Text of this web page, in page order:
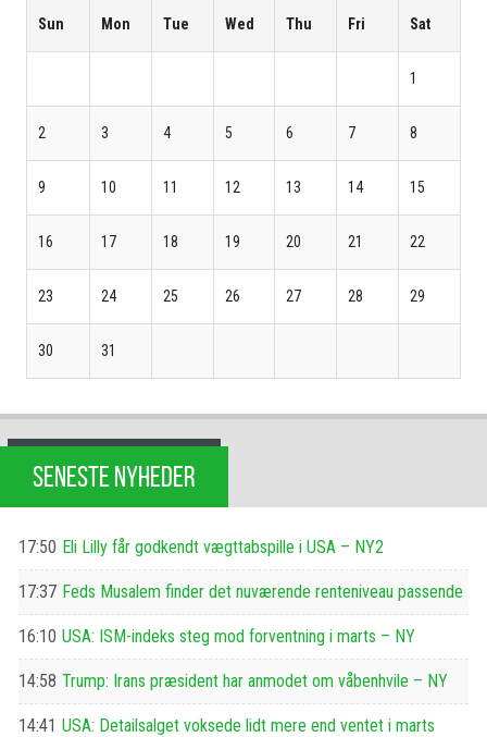
Sun Mon Tue Wed Thu Fri Sat
1
2 3 4 5 6 7 8
9 10 11 12 13 14 15
16 17 18 19 20 21 22
23 24 25 26 27 28 29
30 31
SENESTE NYHEDER
17:50 Eli Lilly får godkendt vægttabspille i USA – NY2
17:37 Feds Musalem finder det nuværende renteniveau passende
16:10 USA: ISM-indeks steg mod forventning i marts – NY
14:58 Trump: Irans præsident har anmodet om våbenhvile – NY
14:41 USA: Detailsalget voksede lidt mere end ventet i marts